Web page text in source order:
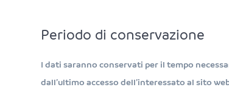
Periodo di conservazione
I dati saranno conservati per il tempo
dall’ultimo accesso dell’interessato al sito